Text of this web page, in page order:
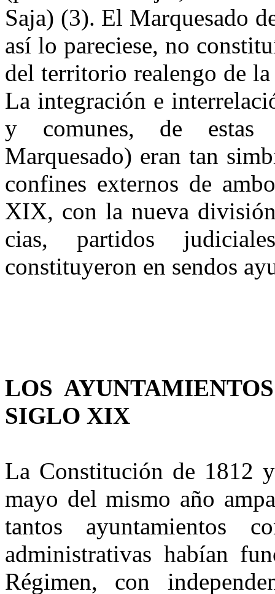
Saja) (3). El Marquesado
así lo pareciese, no
del territorio realengo de
La integración e
y comunes, de estas
Marquesado) eran tan
confines externos de
XIX, con la nueva
cias, partidos
constituyeron en sendos
LOS
SIGLO XIX
La Constitución de 1812
mayo del mismo año
tantos ayuntamientos
administrativas habían
Régimen, con